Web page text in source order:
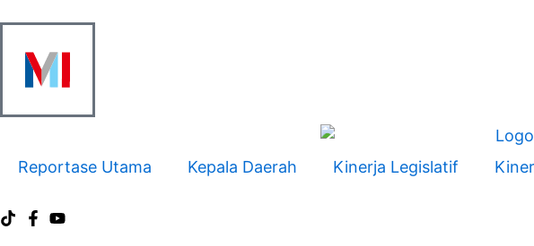
content
Reportase Utama Kepala Daerah Kinerja Legislatif